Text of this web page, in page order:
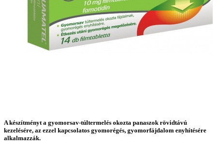
A készítményt a gyomorsav-túltermelés okozta panaszok rövidtávú
kezelésére, az ezzel kapcsolatos gyomorégés, gyomorfájdalom enyhítésére
alkalmazzák.